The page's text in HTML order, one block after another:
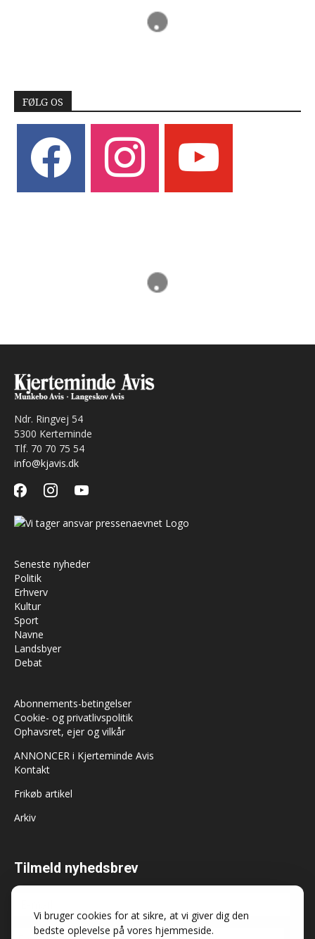
Vi bruger cookies for at sikre, at vi giver dig den
bedste oplevelse på vores hjemmeside.
FØLG OS
instagram
Ndr. Ringvej 54
5300 Kerteminde
Tlf. 70 70 75 54
info@kjavis.dk
facebookinstagramyoutube
Seneste nyheder
Politik
Erhverv
Kultur
Sport
Navne
Landsbyer
Debat
Abonnements-betingelser
Cookie- og privatlivspolitik
Ophavsret, ejer og vilkår
ANNONCER i Kjerteminde Avis
Kontakt
Frikøb artikel
Arkiv
Tilmeld nyhedsbrev